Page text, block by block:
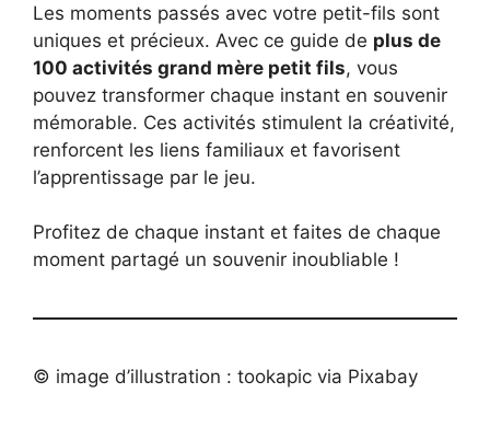
Les moments passés avec votre petit-fils sont
uniques et précieux. Avec ce guide de plus de
100 activités grand mère petit fils, vous
pouvez transformer chaque instant en souvenir
mémorable. Ces activités stimulent la créativité,
renforcent les liens familiaux et favorisent
l’apprentissage par le jeu.
Profitez de chaque instant et faites de chaque
moment partagé un souvenir inoubliable !
© image d’illustration : tookapic via Pixabay